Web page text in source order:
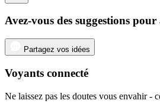
Avez-vous des suggestions
Partagez vos idées
Voyants connecté
Ne laissez pas les doutes vous envahir -